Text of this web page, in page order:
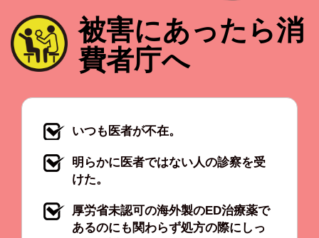
被害にあったら消
費者庁へ
いつも医者が不在。
明らかに医者ではない人の診察を受
けた。
厚労省未認可の海外製のED治療薬で
あるのにも関わらず処方の際にしっ